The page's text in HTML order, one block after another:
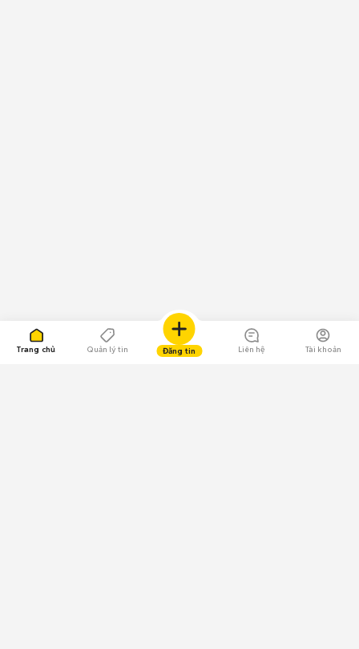
Trang chủ Quản lý tin Đăng tin Liên hệ Tài khoản